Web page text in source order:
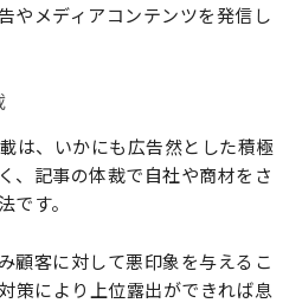
やメディアコンテンツを発信し
は、いかにも広告然とした積極
、記事の体裁で自社や商材をさ
です。
顧客に対して悪印象を与えるこ
策により上位露出ができれば息